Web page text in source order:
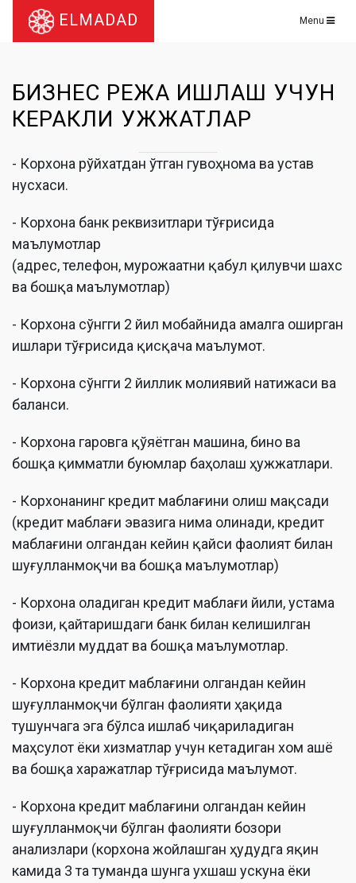
ELMADAD Menu
БИЗНЕС РЕЖА ИШЛАШ УЧУН
КЕРАКЛИ ҲУЖЖАТЛАР
- Корхона рўйхатдан ўтган гувоҳнома ва устав
нусхаси.
- Корхона банк реквизитлари тўғрисида
маълумотлар
(адрес, телефон, мурожаатни қабул қилувчи шахс
ва бошқа маълумотлар)
- Корхона сўнгги 2 йил мобайнида амалга оширган
ишлари тўғрисида қисқача маълумот.
- Корхона сўнгги 2 йиллик молиявий натижаси ва
баланси.
- Корхона гаровга қўяётган машина, бино ва
бошқа қимматли буюмлар баҳолаш ҳужжатлари.
- Корхонанинг кредит маблағини олиш мақсади
(кредит маблағи эвазига нима олинади, кредит
маблағини олгандан кейин қайси фаолият билан
шуғулланмоқчи ва бошқа маълумотлар)
- Корхона оладиган кредит маблағи йили, устама
фоизи, қайтаришдаги банк билан келишилган
имтиёзли муддат ва бошқа маълумотлар.
- Корхона кредит маблағини олгандан кейин
шуғулланмоқчи бўлган фаолияти ҳақида
тушунчага эга бўлса ишлаб чиқариладиган
маҳсулот ёки хизматлар учун кетадиган хом ашё
ва бошқа харажатлар тўғрисида маълумот.
- Корхона кредит маблағини олгандан кейин
шуғулланмоқчи бўлган фаолияти бозори
анализлари (корхона жойлашган ҳудудга яқин
камида 3 та туманда шунга ухшаш ускуна ёки